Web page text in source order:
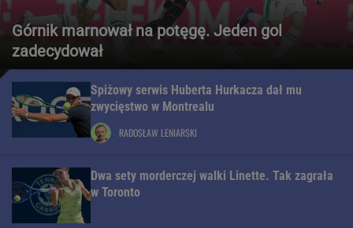
Górnik marnował na potęgę. Jeden gol
zadecydował
Spiżowy serwis Huberta Hurkacza dał mu
zwycięstwo w Montrealu
RADOSŁAW LENIARSKI
Dwa sety morderczej walki Linette. Tak zagrała
w Toronto